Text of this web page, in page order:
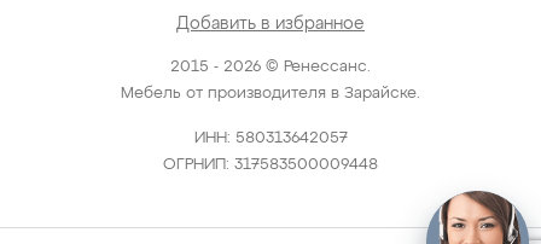
2015 - 2026 © Ренессанс.
Мебель от производителя в Зарайске.
ИНН: 580313642057
ОГРНИП: 317583500009448
Добавить в избранное